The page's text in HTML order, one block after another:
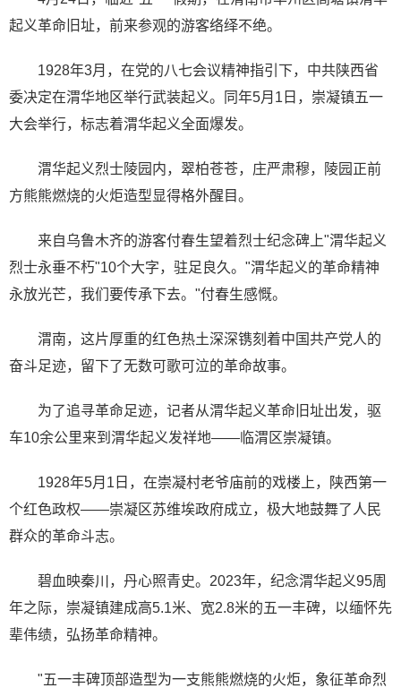
起义革命旧址，前来参观的游客络绎不绝。
1928年3月，在党的八七会议精神指引下，中共陕西省
委决定在渭华地区举行武装起义。同年5月1日，崇凝镇五一
大会举行，标志着渭华起义全面爆发。
渭华起义烈士陵园内，翠柏苍苍，庄严肃穆，陵园正前
方熊熊燃烧的火炬造型显得格外醒目。
来自乌鲁木齐的游客付春生望着烈士纪念碑上"渭华起义
烈士永垂不朽"10个大字，驻足良久。"渭华起义的革命精神
永放光芒，我们要传承下去。"付春生感慨。
渭南，这片厚重的红色热土深深镌刻着中国共产党人的
奋斗足迹，留下了无数可歌可泣的革命故事。
为了追寻革命足迹，记者从渭华起义革命旧址出发，驱
车10余公里来到渭华起义发祥地——临渭区崇凝镇。
1928年5月1日，在崇凝村老爷庙前的戏楼上，陕西第一
个红色政权——崇凝区苏维埃政府成立，极大地鼓舞了人民
群众的革命斗志。
碧血映秦川，丹心照青史。2023年，纪念渭华起义95周
年之际，崇凝镇建成高5.1米、宽2.8米的五一丰碑，以缅怀先
辈伟绩，弘扬革命精神。
"五一丰碑顶部造型为一支熊熊燃烧的火炬，象征革命烈